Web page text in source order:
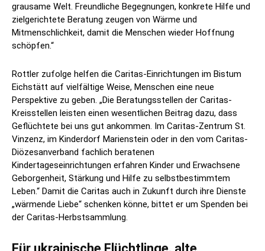
grausame Welt. Freundliche Begegnungen, konkrete Hilfe und
zielgerichtete Beratung zeugen von Wärme und
Mitmenschlichkeit, damit die Menschen wieder Hoffnung
schöpfen.“
Rottler zufolge helfen die Caritas-Einrichtungen im Bistum
Eichstätt auf vielfältige Weise, Menschen eine neue
Perspektive zu geben. „Die Beratungsstellen der Caritas-
Kreisstellen leisten einen wesentlichen Beitrag dazu, dass
Geflüchtete bei uns gut ankommen. Im Caritas-Zentrum St.
Vinzenz, im Kinderdorf Marienstein oder in den vom Caritas-
Diözesanverband fachlich beratenen
Kindertageseinrichtungen erfahren Kinder und Erwachsene
Geborgenheit, Stärkung und Hilfe zu selbstbestimmtem
Leben.“ Damit die Caritas auch in Zukunft durch ihre Dienste
„wärmende Liebe“ schenken könne, bittet er um Spenden bei
der Caritas-Herbstsammlung.